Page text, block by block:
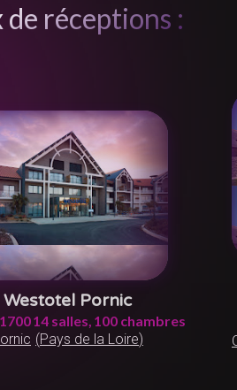
de réceptions :
Westotel Pornic
170014 salles, 100 chambres
(Pays de la Loire)